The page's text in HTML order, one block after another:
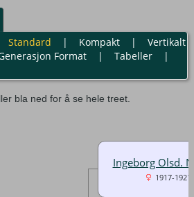
Standard | Kompakt| Vertikalt
Format| Tabeller|
bla ned for å se hele treet.
Ingeborg Olsd.
1917-1921